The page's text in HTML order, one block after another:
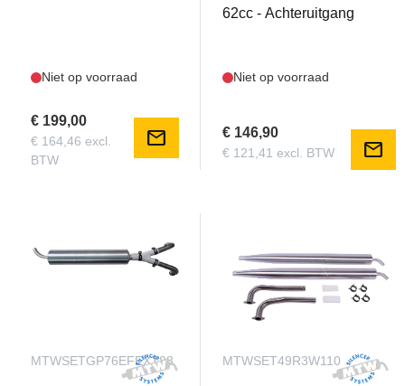
Niet op voorraad
€ 199,00
€ 164,46 excl.
BTW
mail
62cc - Achteruitgang
Niet op voorraad
€ 146,90
€ 121,41 excl. BTW mail
MTWSETGP76EFEXT88 MTWSET49R3W110